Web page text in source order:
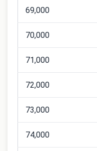
69,000
70,000
71,000
72,000
73,000
74,000